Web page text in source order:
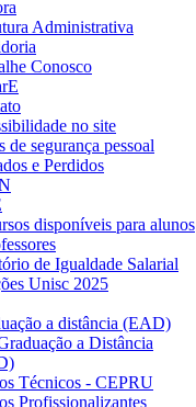
Administrativa
Conosco
no site
de segurança pessoal
e Perdidos
disponíveis para alunos
de Igualdade Salarial
Unisc 2025
a distância (EAD)
a Distância
Técnicos - CEPRU
Profissionalizantes